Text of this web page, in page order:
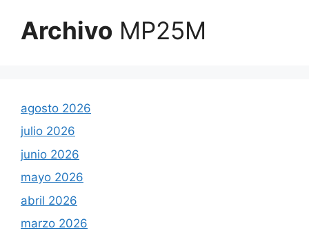
Archivo MP25M
agosto 2026
julio 2026
junio 2026
mayo 2026
abril 2026
marzo 2026